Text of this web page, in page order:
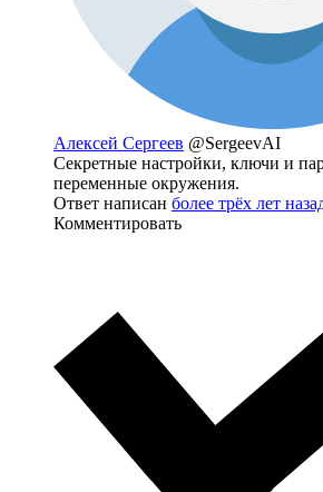
Алексей Сергеев @SergeevAI
Секретные настройки, ключи и
переменные окружения.
Ответ написан более трёх лет
Комментировать